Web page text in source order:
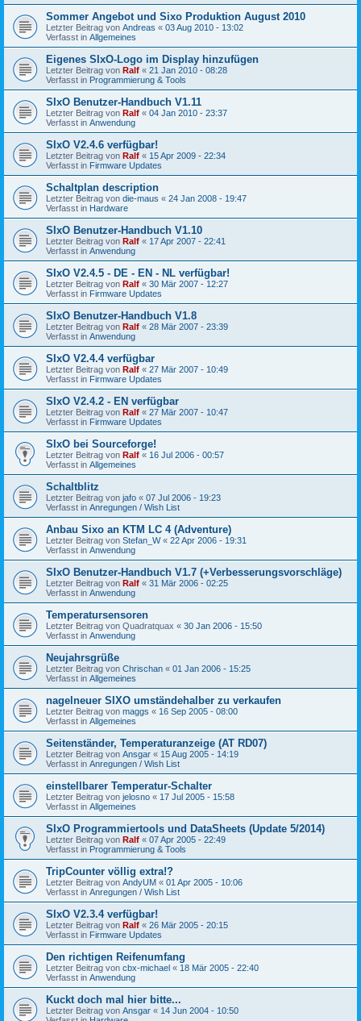
Sommer Angebot und Sixo Produktion August 2010
Letzter Beitrag von Andreas « 03 Aug 2010 - 13:02
Verfasst in Allgemeines
Eigenes SIxO-Logo im Display hinzufügen
Letzter Beitrag von Ralf « 21 Jan 2010 - 08:28
Verfasst in Programmierung & Tools
SIxO Benutzer-Handbuch V1.11
Letzter Beitrag von Ralf « 04 Jan 2010 - 23:37
Verfasst in Anwendung
SIxO V2.4.6 verfügbar!
Letzter Beitrag von Ralf « 15 Apr 2009 - 22:34
Verfasst in Firmware Updates
Schaltplan description
Letzter Beitrag von die-maus « 24 Jan 2008 - 19:47
Verfasst in Hardware
SIxO Benutzer-Handbuch V1.10
Letzter Beitrag von Ralf « 17 Apr 2007 - 22:41
Verfasst in Anwendung
SIxO V2.4.5 - DE - EN - NL verfügbar!
Letzter Beitrag von Ralf « 30 Mär 2007 - 12:27
Verfasst in Firmware Updates
SIxO Benutzer-Handbuch V1.8
Letzter Beitrag von Ralf « 28 Mär 2007 - 23:39
Verfasst in Anwendung
SIxO V2.4.4 verfügbar
Letzter Beitrag von Ralf « 27 Mär 2007 - 10:49
Verfasst in Firmware Updates
SIxO V2.4.2 - EN verfügbar
Letzter Beitrag von Ralf « 27 Mär 2007 - 10:47
Verfasst in Firmware Updates
SIxO bei Sourceforge!
Letzter Beitrag von Ralf « 16 Jul 2006 - 00:57
Verfasst in Allgemeines
Schaltblitz
Letzter Beitrag von jafo « 07 Jul 2006 - 19:23
Verfasst in Anregungen / Wish List
Anbau Sixo an KTM LC 4 (Adventure)
Letzter Beitrag von Stefan_W« 22 Apr 2006 - 19:31
Verfasst in Anwendung
SIxO Benutzer-Handbuch V1.7 (+Verbesserungsvorschläge)
Letzter Beitrag von Ralf « 31 Mär 2006 - 02:25
Verfasst in Anwendung
Temperatursensoren
Letzter Beitrag von Quadratquax « 30 Jan 2006 - 15:50
Verfasst in Anwendung
Neujahrsgrüße
Letzter Beitrag von Chrischan « 01 Jan 2006 - 15:25
Verfasst in Allgemeines
nagelneuer SIXO umständehalber zu verkaufen
Letzter Beitrag von maggs « 16 Sep 2005 - 08:00
Verfasst in Allgemeines
Seitenständer, Temperaturanzeige (AT RD07)
Letzter Beitrag von Ansgar « 15 Aug 2005 - 14:19
Verfasst in Anregungen / Wish List
einstellbarer Temperatur-Schalter
Letzter Beitrag von jelosno « 17 Jul 2005 - 15:58
Verfasst in Allgemeines
SIxO Programmiertools und DataSheets (Update 5/2014)
Letzter Beitrag von Ralf « 07 Apr 2005 - 22:49
Verfasst in Programmierung & Tools
TripCounter völlig extra!?
Letzter Beitrag von AndyUM « 01 Apr 2005 - 10:06
Verfasst in Anregungen / Wish List
SIxO V2.3.4 verfügbar!
Letzter Beitrag von Ralf « 26 Mär 2005 - 20:15
Verfasst in Firmware Updates
Den richtigen Reifenumfang
Letzter Beitrag von cbx-michael « 18 Mär 2005 - 22:40
Verfasst in Anwendung
Kuckt doch mal hier bitte...
Letzter Beitrag von Ansgar « 14 Jun 2004 - 10:50